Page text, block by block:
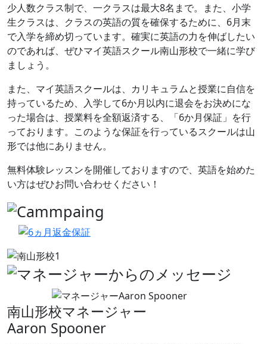
少人数クラス制で、一クラスは最大8名まで。また、小学
生クラスは、クラスの英語の質を確保するために、6月末
で入学を締め切っています。確実に英語の力を伸ばしたい
のであれば、ぜひマイ英語スクール南山形校で一緒に学び
ましょう。
また、マイ英語スクールは、カリキュラムと授業に自信を
持っているため、入学して6か月以内に退会をお決めにな
った場合は、授業料を全額返済する、「6か月保証」を行
っております。このような保証を行っているスクールは山
形では他にありません。
無料体験レッスンを開催しておりますので、英語を始めた
い方はぜひお問い合わせください！
前へ
南山形校マネージャー
Aaron Spooner